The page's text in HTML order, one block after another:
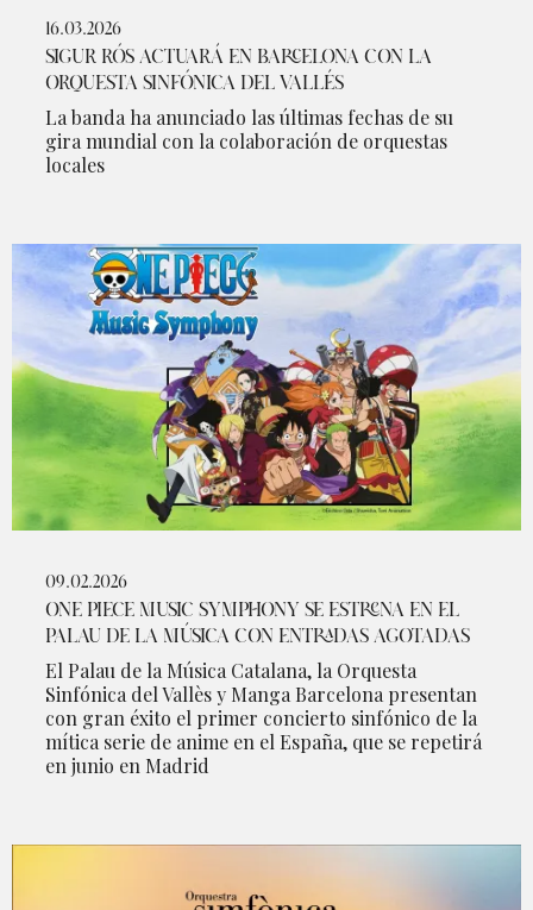
16.03.2026
SIGUR RÓS ACTUARÁ EN BARCELONA CON LA
ORQUESTA SINFÓNICA DEL VALLÉS
La banda ha anunciado las últimas fechas de su
gira mundial con la colaboración de orquestas
locales
09.02.2026
ONE PIECE MUSIC SYMPHONY SE ESTRENA EN EL
PALAU DE LA MÚSICA CON ENTRADAS AGOTADAS
El Palau de la Música Catalana, la Orquesta
Sinfónica del Vallès y Manga Barcelona presentan
con gran éxito el primer concierto sinfónico de la
mítica serie de anime en el España, que se repetirá
en junio en Madrid